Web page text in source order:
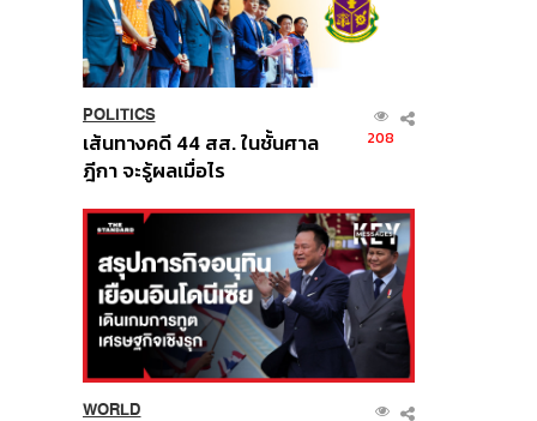
POLITICS
เส้นทางคดี 44 สส. ในชั้นศาล
ฎีกา จะรู้ผลเมื่อไร
208
WORLD